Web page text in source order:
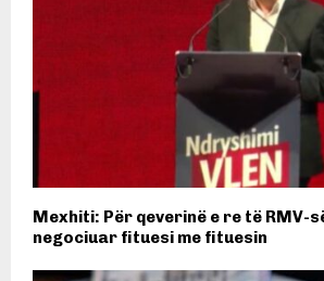
Mexhiti: Për qeverinë e re të RMV-
negociuar fituesi me fituesin